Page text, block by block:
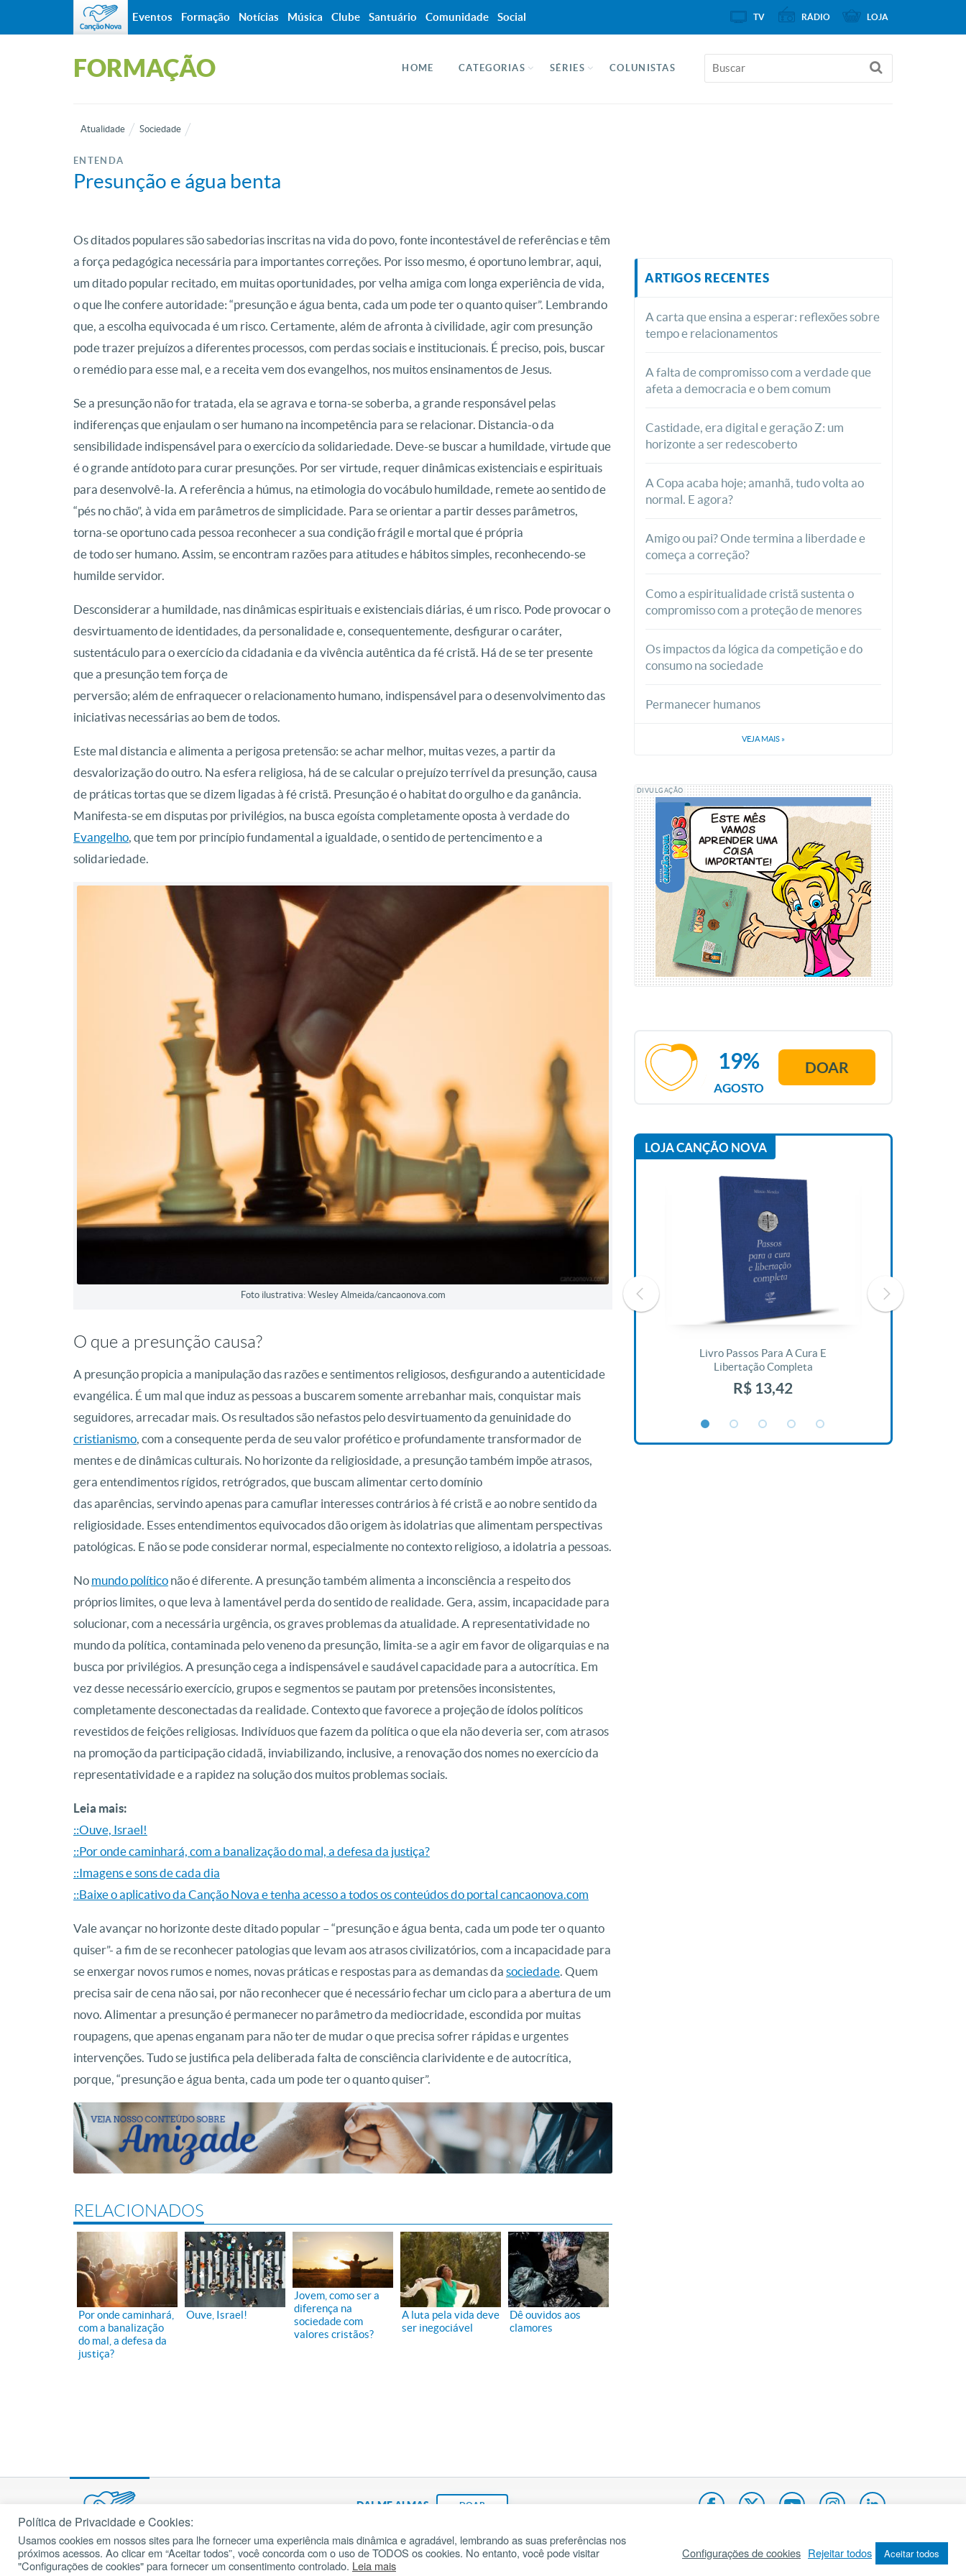
FORMAÇÃO HOME CATEGORIAS SÉRIES COLUNISTAS
Atualidade Sociedade
ENTENDA
Presunção e água benta
Os ditados populares são sabedorias inscritas na vida do povo, fonte incontestável de referências e têm
a força pedagógica necessária para importantes correções. Por isso mesmo, é oportuno lembrar, aqui,
um ditado popular recitado, em muitas oportunidades, por velha amiga com longa experiência de vida,
o que lhe confere autoridade: “presunção e água benta, cada um pode ter o quanto quiser”. Lembrando
que, a escolha equivocada é um risco. Certamente, além de afronta à civilidade, agir com presunção
pode trazer prejuízos a diferentes processos, com perdas sociais e institucionais. É preciso, pois, buscar
o remédio para esse mal, e a receita vem dos evangelhos, nos muitos ensinamentos de Jesus.
Se a presunção não for tratada, ela se agrava e torna-se soberba, a grande responsável pelas
indiferenças que enjaulam o ser humano na incompetência para se relacionar. Distancia-o da
sensibilidade indispensável para o exercício da solidariedade. Deve-se buscar a humildade, virtude que
é o grande antídoto para curar presunções. Por ser virtude, requer dinâmicas existenciais e espirituais
para desenvolvê-la. A referência a húmus, na etimologia do vocábulo humildade, remete ao sentido de
“pés no chão”, à vida em parâmetros de simplicidade. Para se orientar a partir desses parâmetros,
torna-se oportuno cada pessoa reconhecer a sua condição frágil e mortal que é própria
de todo ser humano. Assim, se encontram razões para atitudes e hábitos simples, reconhecendo-se
humilde servidor.
Desconsiderar a humildade, nas dinâmicas espirituais e existenciais diárias, é um risco. Pode provocar o
desvirtuamento de identidades, da personalidade e, consequentemente, desfigurar o caráter,
sustentáculo para o exercício da cidadania e da vivência autêntica da fé cristã. Há de se ter presente
que a presunção tem força de
perversão; além de enfraquecer o relacionamento humano, indispensável para o desenvolvimento das
iniciativas necessárias ao bem de todos.
Este mal distancia e alimenta a perigosa pretensão: se achar melhor, muitas vezes, a partir da
desvalorização do outro. Na esfera religiosa, há de se calcular o prejuízo terrível da presunção, causa
de práticas tortas que se dizem ligadas à fé cristã. Presunção é o habitat do orgulho e da ganância.
Manifesta-se em disputas por privilégios, na busca egoísta completamente oposta à verdade do
Evangelho, que tem por princípio fundamental a igualdade, o sentido de pertencimento e a
solidariedade.
Foto ilustrativa: Wesley Almeida/cancaonova.com
O que a presunção causa?
A presunção propicia a manipulação das razões e sentimentos religiosos, desfigurando a autenticidade
evangélica. É um mal que induz as pessoas a buscarem somente arrebanhar mais, conquistar mais
seguidores, arrecadar mais. Os resultados são nefastos pelo desvirtuamento da genuinidade do
cristianismo, com a consequente perda de seu valor profético e profundamente transformador de
mentes e de dinâmicas culturais. No horizonte da religiosidade, a presunção também impõe atrasos,
gera entendimentos rígidos, retrógrados, que buscam alimentar certo domínio
das aparências, servindo apenas para camuflar interesses contrários à fé cristã e ao nobre sentido da
religiosidade. Esses entendimentos equivocados dão origem às idolatrias que alimentam perspectivas
patológicas. E não se pode considerar normal, especialmente no contexto religioso, a idolatria a pessoas.
No mundo político não é diferente. A presunção também alimenta a inconsciência a respeito dos
próprios limites, o que leva à lamentável perda do sentido de realidade. Gera, assim, incapacidade para
solucionar, com a necessária urgência, os graves problemas da atualidade. A representatividade no
mundo da política, contaminada pelo veneno da presunção, limita-se a agir em favor de oligarquias e na
busca por privilégios. A presunção cega a indispensável e saudável capacidade para a autocrítica. Em
vez desse necessário exercício, grupos e segmentos se pautam por pretensões inconsistentes,
completamente desconectadas da realidade. Contexto que favorece a projeção de ídolos políticos
revestidos de feições religiosas. Indivíduos que fazem da política o que ela não deveria ser, com atrasos
na promoção da participação cidadã, inviabilizando, inclusive, a renovação dos nomes no exercício da
representatividade e a rapidez na solução dos muitos problemas sociais.
Leia mais:
::Ouve, Israel!
::Por onde caminhará, com a banalização do mal, a defesa da justiça?
::Imagens e sons de cada dia
::Baixe o aplicativo da Canção Nova e tenha acesso a todos os conteúdos do portal cancaonova.com
Vale avançar no horizonte deste ditado popular – “presunção e água benta, cada um pode ter o quanto
quiser”- a fim de se reconhecer patologias que levam aos atrasos civilizatórios, com a incapacidade para
se enxergar novos rumos e nomes, novas práticas e respostas para as demandas da sociedade. Quem
precisa sair de cena não sai, por não reconhecer que é necessário fechar um ciclo para a abertura de um
novo. Alimentar a presunção é permanecer no parâmetro da mediocridade, escondida por muitas
roupagens, que apenas enganam para não ter de mudar o que precisa sofrer rápidas e urgentes
intervenções. Tudo se justifica pela deliberada falta de consciência clarividente e de autocrítica,
porque, “presunção e água benta, cada um pode ter o quanto quiser”.
RELACIONADOS
Por onde caminhará,
com a banalização
do mal, a defesa da
justiça?
Ouve, Israel!
Jovem, como ser a
diferença na
sociedade com
valores cristãos?
A luta pela vida deve
ser inegociável
Dê ouvidos aos
clamores
ARTIGOS RECENTES
A carta que ensina a esperar: reflexões sobre
tempo e relacionamentos
A falta de compromisso com a verdade que
afeta a democracia e o bem comum
Castidade, era digital e geração Z: um
horizonte a ser redescoberto
A Copa acaba hoje; amanhã, tudo volta ao
normal. E agora?
Amigo ou pai? Onde termina a liberdade e
começa a correção?
Como a espiritualidade cristã sustenta o
compromisso com a proteção de menores
Os impactos da lógica da competição e do
consumo na sociedade
Permanecer humanos
VEJA MAIS »
DIVULGAÇÃO
AGOSTO
19% DOAR
LOJA CANÇÃO NOVA
R$ 42,41
Livro Passos Para A Cura E
Libertação Completa
R$ 13,42
Eventos Formação Notícias Música Clube Santuário Comunidade Social TV RÁDIO LOJA
DAI-ME ALMAS DOAR
Fundação João Paulo II Pedido de Oração Mapa do site Internacional
cancaonova.com© 2002 – 2026
Todos os direitos reservados.
Política de Privacidade e Cookies:
Usamos cookies em nossos sites para lhe fornecer uma experiência mais dinâmica e agradável, lembrando as suas preferências nos
próximos acessos. Ao clicar em “Aceitar todos”, você concorda com o uso de TODOS os cookies. No entanto, você pode visitar
"Configurações de cookies" para fornecer um consentimento controlado. Leia mais
Configurações de cookies Rejeitar todos Aceitar todos